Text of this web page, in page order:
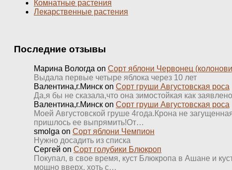
Комнатные растения
Лекарственные растения
Последние отзывы
Марина Вологда on Сорт яблони Червонец
Выдала первые четыре яблока через 10 лет
Валентина,г.Минск on Сорт груши Августовская роса
Да,я бы не сказала,что она зимостойкая как
Валентина,г.Минск on Сорт груши Августовская роса
Моей Августовской груше 4года.Крона не
пришлось ее выпрямить!От…
smolga on Сорт яблони Чемпион
Нужно досадить из списка
Сергей on Сорт голубики Блюкроп
Покупал, в свое время, куст Блюкропа в Ашане и
мощно вверх, хоть с…